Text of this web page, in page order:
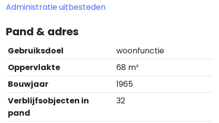
Administratie uitbesteden
Pand & adres
Gebruiksdoel
woonfunctie
Oppervlakte
68 m²
Bouwjaar
1965
Verblijfsobjecten in
pand
32